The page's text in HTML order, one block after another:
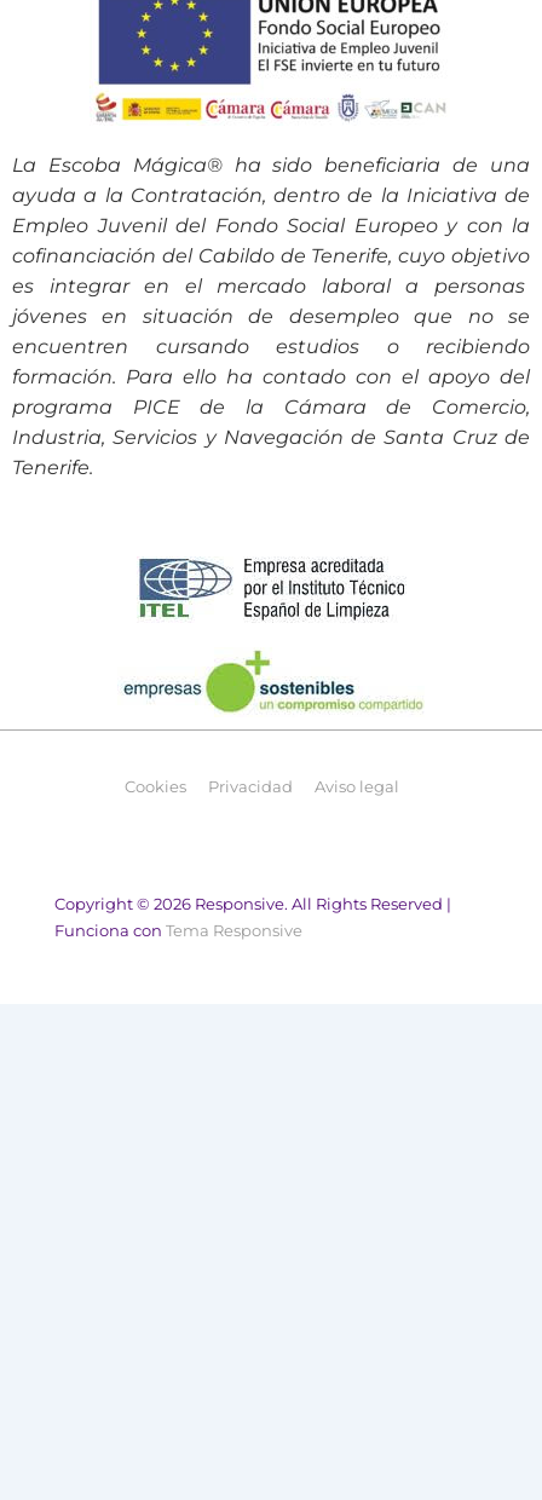
La Escoba Mágica® ha sido beneficiaria de una
ayuda a la Contratación, dentro de la Iniciativa de
Empleo Juvenil del Fondo Social Europeo y con la
cofinanciación del Cabildo de Tenerife, cuyo objetivo
es integrar en el mercado laboral a personas
jóvenes en situación de desempleo que no se
encuentren cursando estudios o recibiendo
formación. Para ello ha contado con el apoyo del
programa PICE de la Cámara de Comercio,
Industria, Servicios y Navegación de Santa Cruz de
Tenerife.
Cookies Privacidad Aviso legal
Copyright © 2026 Responsive. All Rights Reserved |
Funciona con Tema Responsive